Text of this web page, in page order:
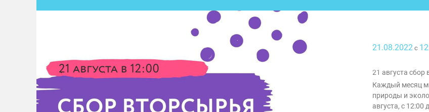
21.08.2022 с
21 августа сбор
Каждый месяц
природы и
августа, с